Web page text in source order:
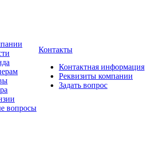
вопросы
Контакты
Контактная информация
Реквизиты компании
Задать вопрос